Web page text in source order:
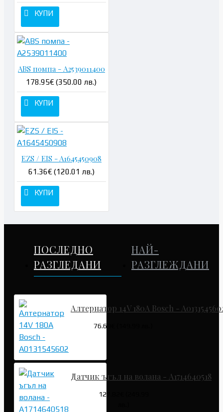
КУПИ
ABS помпа - A2539011400
178.95€ (350.00 лв.)
КУПИ
EZS / EIS - A1645450908
61.36€ (120.01 лв.)
КУПИ
ПОСЛЕДНО
РАЗГЛЕДАНИ
НАЙ-
РАЗГЛЕЖДАНИ
Алтернатор 14V 180A Bosch -
76.69€ (149.99 лв.)
Датчик ъгъл на волана - A1714640518
127.82€ (249.99